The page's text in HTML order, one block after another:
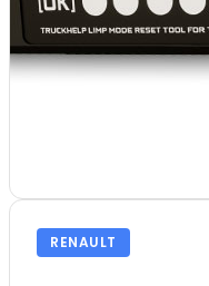
RENAULT